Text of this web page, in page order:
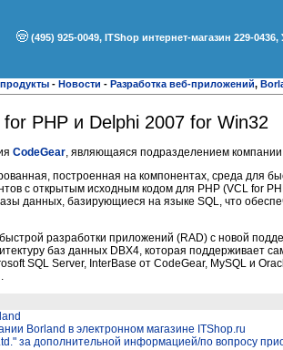
(495) 925-0049, ITShop интернет-магазин 229-
- Новости - Разработка веб-приложений,
PHP и Delphi 2007 for Win32
CodeGear , являющаяся подразделением компании
построенная на компонентах, среда для
с открытым исходным кодом для PHP (VCL for
данных, базирующиеся на языке SQL, что
разработки приложений (RAD) с новой
баз данных DBX4, которая поддерживает
SQL Server, InterBase от CodeGear, MySQL и
Borland в электронном магазине ITShop.ru
за дополнительной информацией/по вопросу